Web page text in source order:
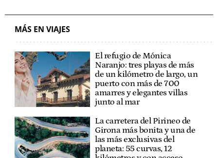
MÁS EN VIAJES
El refugio de Mónica
Naranjo: tres playas de más
de un kilómetro de largo, un
puerto con más de 700
amarres y elegantes villas
junto al mar
La carretera del Pirineo de
Girona más bonita y una de
las más exclusivas del
planeta: 55 curvas, 12